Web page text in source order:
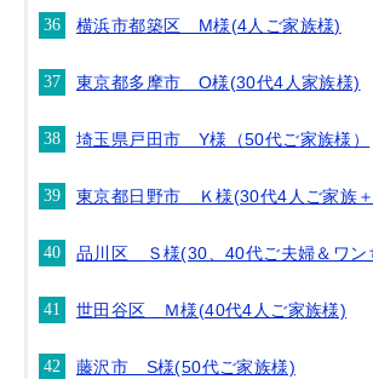
横浜市都築区 M様(4人ご家族様)
東京都多摩市 O様(30代4人家族様)
埼玉県戸田市 Y様（50代ご家族様）
東京都日野市 Ｋ様(30代4人ご家族
品川区 Ｓ様(30、40代ご夫婦＆ワン
世田谷区 Ｍ様(40代4人ご家族様)
藤沢市 S様(50代ご家族様)